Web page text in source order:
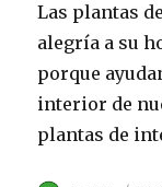
Las plantas
alegría a su
porque
interior de
plantas de